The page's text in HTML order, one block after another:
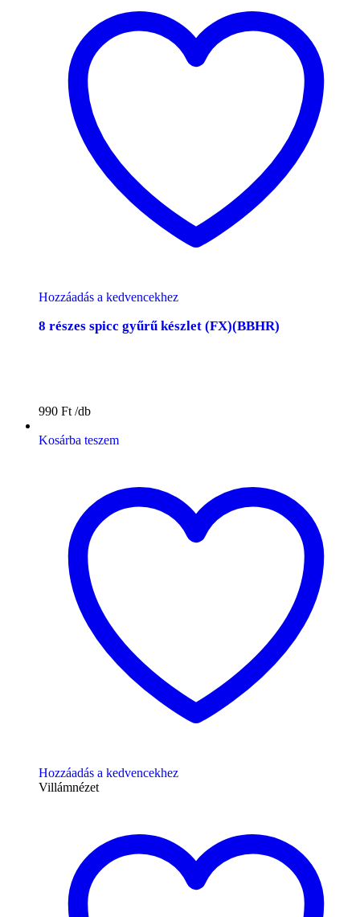
Hozzáadás a kedvencekhez
8 részes spicc gyűrű készlet (FX)(BBHR)
990 Ft
Kosárba teszem
Hozzáadás a kedvencekhez
Villámnézet